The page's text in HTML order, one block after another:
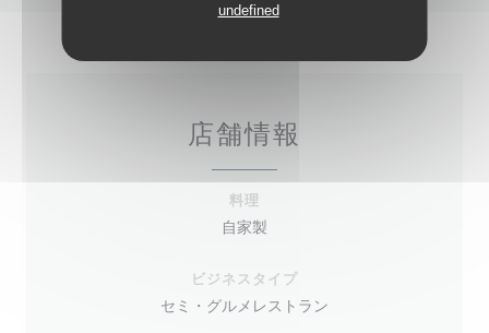
undefined
店舗情報
料理
自家製
ビジネスタイプ
セミ・グルメレストラン